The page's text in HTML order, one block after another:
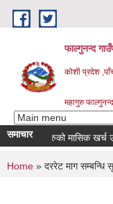
Skip to main content
फाल्गुनन्द
कोशी प्रदेश
महागुरु
समाचार
विरामीहरुको मासिक खर्च
You are
Home » दररेट माग सम्बन्धि